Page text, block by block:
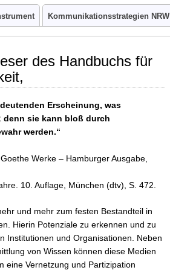
Kommunikationsstrategien NRW
des Handbuchs für
Erscheinung, was
sie kann bloß durch
werden.“
Werke – Hamburger Ausgabe,
10. Auflage, München (dtv), S. 472.
und mehr zum festen Bestandteil in
Hierin Potenziale zu erkennen und zu
Institutionen und Organisationen. Neben
von Wissen können diese Medien
eine Vernetzung und Partizipation